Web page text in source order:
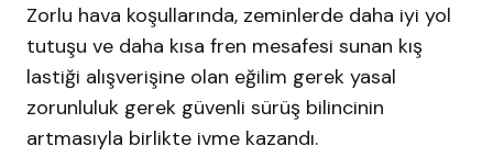
Zorlu hava koşullarında, zeminlerde daha iyi yol
tutuşu ve daha kısa fren mesafesi sunan kış
lastiği alışverişine olan eğilim gerek yasal
zorunluluk gerek güvenli sürüş bilincinin
artmasıyla birlikte ivme kazandı.